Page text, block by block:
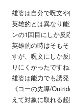
雄姿は自分で呪文
英雄的とは異なり
ンの1回目にしか反
英雄的の時はそも
すが、呪文にしか
りにくかったですね
雄姿は能力でも誘
《コーの先導/
えて対象に取れる